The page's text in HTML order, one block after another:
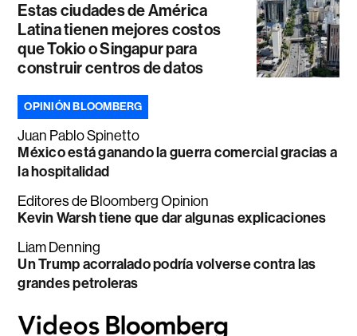
Estas ciudades de América
Latina tienen mejores costos
que Tokio o Singapur para
construir centros de datos
OPINIÓN BLOOMBERG
Juan Pablo Spinetto
México está ganando la guerra comercial gracias a
la hospitalidad
Editores de Bloomberg Opinion
Kevin Warsh tiene que dar algunas explicaciones
Liam Denning
Un Trump acorralado podría volverse contra las
grandes petroleras